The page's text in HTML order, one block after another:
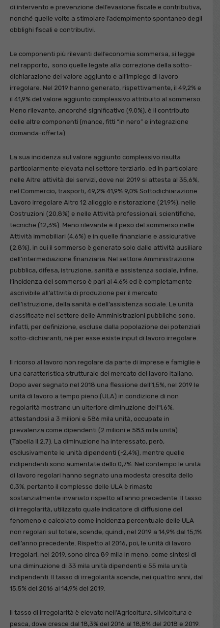
di intervento e prevenzione dell’evasione fiscale e contributiva,
nonché quelle volte a stimolare l’adempimento spontaneo degli
obblighi fiscali e contributivi.
Le componenti più rilevanti dell’economia sommersa, si legge
nel rapporto, sono quelle legate alla correzione della sotto-
dichiarazione del valore aggiunto e all’impiego di lavoro
irregolare. Nel 2019 hanno generato, rispettivamente, il 49,2% e
il 41,9% del valore aggiunto complessivo attribuito al sommerso.
Meno rilevante, ancorché significativo (9,0%), è il contributo
delle altre componenti (mance, fitti “in nero” e integrazione
domanda-offerta).
La sua incidenza sul valore aggiunto complessivo risulta
particolarmente elevata nel settore terziario, ed in particolare
nelle Altre attività dei servizi, dove nel 2019 si attesta al 35,6%,
nel Commercio, trasporti, 49,2% 41,9% 9,0% Sottodichiarazione
Lavoro irregolare Altro 12 alloggio e ristorazione (21,9%), nelle
Costruzioni (20,8%) e nelle Attività professionali, scientifiche,
tecniche (12,3%). Meno rilevante è il peso del sommerso nelle
Attività immobiliari (4,6%) e in quelle finanziarie e assicurative
(2,8%), in cui il sommerso è generato solo dalle attività ausiliare
dell’intermediazione finanziaria. Nel settore Amministrazione
pubblica, difesa, istruzione, sanità e assistenza sociale, infine,
l’incidenza del sommerso è pari al 4,6% ed è completamente
ascrivibile all’attività di produzione per il mercato
dell’istruzione, della sanità e dell’assistenza sociale. Le unità
classificate nel settore delle Amministrazioni pubbliche sono,
infatti, per definizione, escluse dalla popolazione dei potenziali
sotto-dichiaranti, né per esse esiste input di lavoro irregolare.
Il ricorso al lavoro non regolare da parte di imprese e famiglie è
una caratteristica strutturale del mercato del lavoro italiano.
Dopo aver segnato nel 2018 una flessione dell’1,5%, nel 2019 le
unità di lavoro a tempo pieno (ULA) in condizione di non
regolarità mostrano un ulteriore diminuzione dell’1,6%,
attestandosi a 3 milioni e 586 mila unità, occupate in
prevalenza come dipendenti (2 milioni e 583 mila unità)
(Tabella II.2.7). La diminuzione ha interessato, però,
esclusivamente le unità dipendenti (-2,4%), mentre quelle
indipendenti sono aumentate dello 0,7%. Nel contempo le unità
di lavoro regolari hanno segnato una modesta crescita dello
0,3%, pertanto il complesso delle ULA è rimasto
sostanzialmente invariato rispetto all’anno precedente. Il tasso
di irregolarità, utilizzato quale indicatore di diffusione del
fenomeno e calcolato come incidenza percentuale delle ULA
non regolari sul totale, scende, quindi, nel 2019 a 14,9% dal 15,1%
dell’anno precedente. Rispetto al 2016, poi, le unità di lavoro
irregolari, nel 2019, sono circa 89 mila in meno, come sintesi di
una diminuzione di 33 mila unità dipendenti e 55 mila unità
indipendenti. Il tasso di irregolarità scende, nei quattro anni, dal
15,5% del 2016 al 14,9% del 2019.
Il tasso di irregolarità è elevato nell’Agricoltura, silvicoltura e
pesca, dove cresce dal 18,3% del 2016 al 18,8% del 2018 e 2019.